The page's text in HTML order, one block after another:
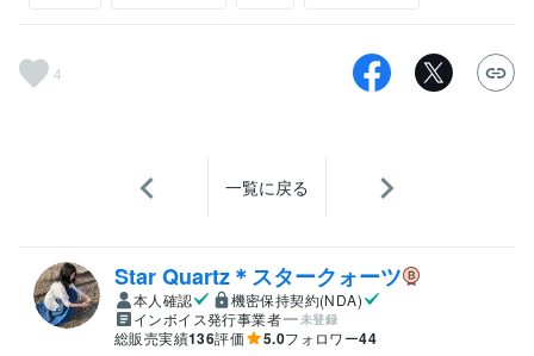
4
一覧に戻る
Star Quartz＊スタークォーツ
本人確認
機密保持契約(NDA)
インボイス発行事業者
未登録
総販売実績136評価 5.0フォロワー44